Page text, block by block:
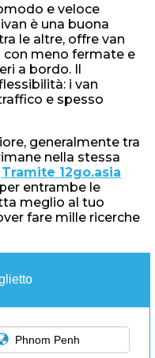
e veloce
è una buona
le altre, offre van
meno fermate e
a bordo. Il
i van
e spesso
generalmente tra
nella stessa
Tramite 12go.asia
per entrambe le
meglio al tuo
fare mille ricerche